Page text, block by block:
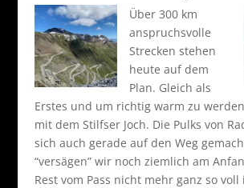
Über 300 km
anspruchsvolle
Strecken stehen
heute auf dem
Plan. Gleich als
Erstes und um richtig warm zu
mit dem Stilfser Joch. Die Pulks von
sich auch gerade auf den Weg
“versägen” wir noch ziemlich am
Rest vom Pass nicht mehr ganz so voll